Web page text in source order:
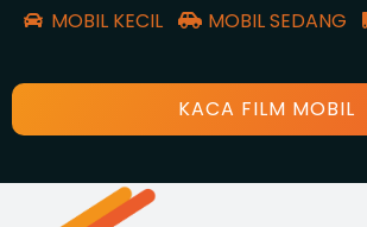
MOBIL KECIL MOBIL SEDANG
KACA FILM MOBIL